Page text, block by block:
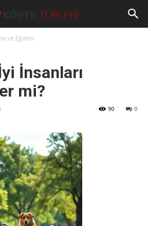
ve Eğitimi
İnsanları
mi?
0
90